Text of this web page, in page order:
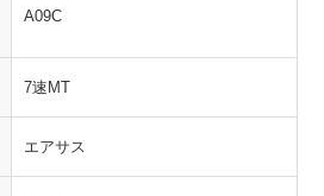
A09C
7速MT
エアサス